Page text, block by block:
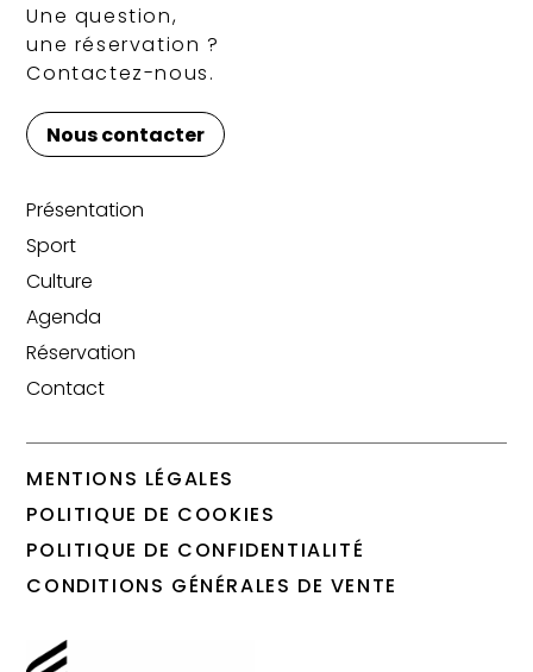
Une question,
une réservation ?
Contactez-nous.
Nous contacter
Présentation
Sport
Culture
Agenda
Réservation
Contact
MENTIONS LÉGALES
POLITIQUE DE COOKIES
POLITIQUE DE CONFIDENTIALITÉ
CONDITIONS GÉNÉRALES DE VENTE